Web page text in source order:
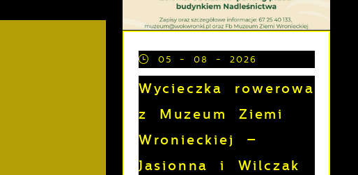
05 - 08 - 2026
Wycieczka rowerowa
z Muzeum Ziemi
Wronieckiej –
Jasionna i Wilczak